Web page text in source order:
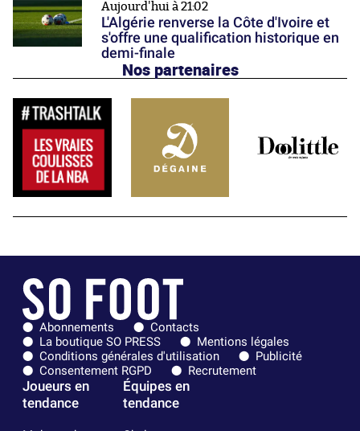
Aujourd'hui à 21:02
L'Algérie renverse la Côte d'Ivoire et
s'offre une qualification historique en
demi-finale
Nos partenaires
Abonnements
Contacts
La boutique SO PRESS
Mentions légales
Conditions générales d'utilisation
Publicité
Consentement RGPD
Recrutement
Joueurs en
tendance
Équipes en
tendance